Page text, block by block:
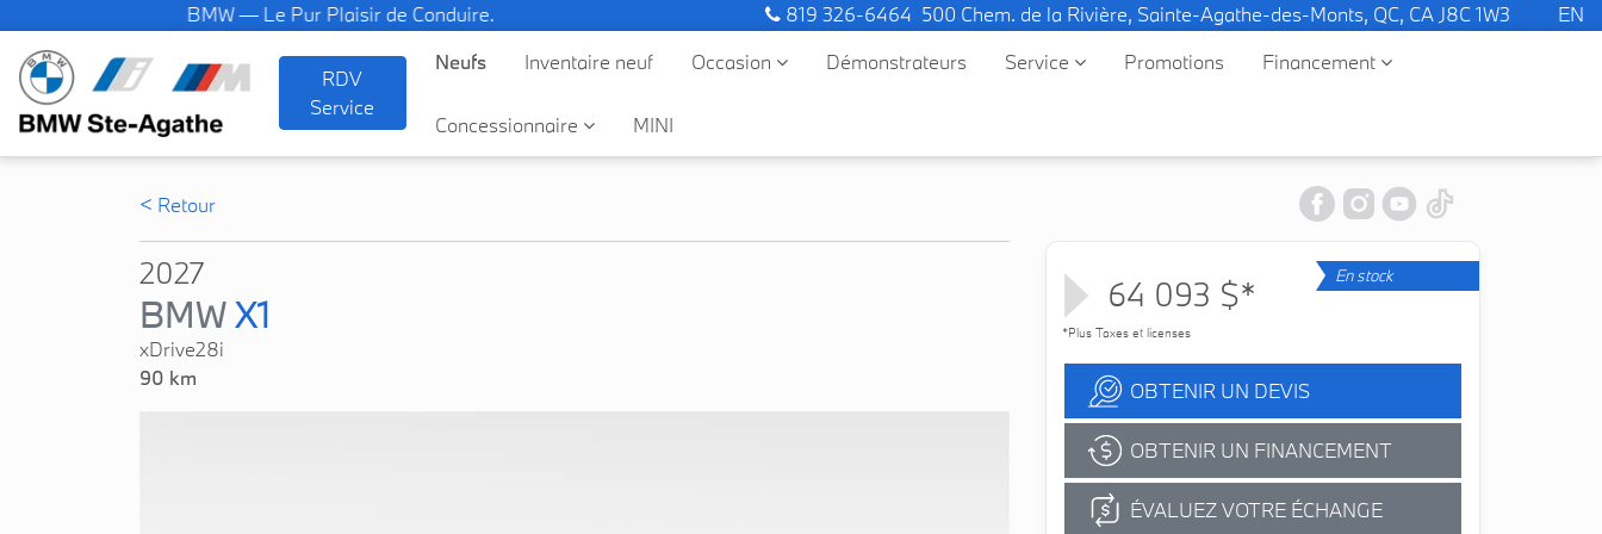
BMW — Le Pur Plaisir de Conduire. 819 326-6464 500 Chem. de la Rivière, Sainte-Agathe-des-Monts, QC, CA J8C 1W3 EN
RDV
Service
Neufs Inventaire neuf Occasion Démonstrateurs Service Promotions Financement
Concessionnaire MINI
< Retour
2027
BMWX1
xDrive28i
90 km
64 093 $* En stock
*Plus Taxes et licenses
OBTENIR UN DEVIS
OBTENIR UN FINANCEMENT
ÉVALUEZ VOTRE ÉCHANGE